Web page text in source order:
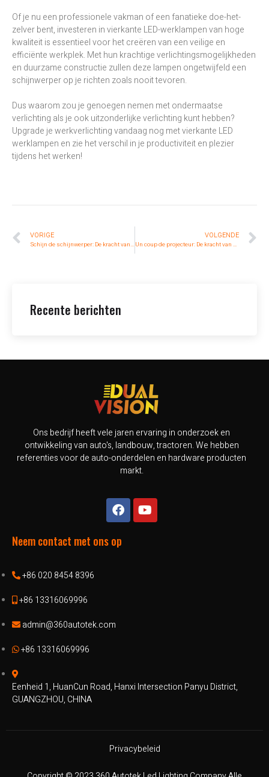
Of je nu een professionele vakman of een fanatieke doe-het-
zelver bent, investeren in vierkante LED-werklampen van hoge
kwaliteit is essentieel voor het creëren van een veilige en
efficiënte werkplek. Met hun krachtige verlichtingsmogelijkheden
en duurzame constructie zullen deze lampen ongetwijfeld een
schijnwerper op je richten zoals nooit tevoren.
Dus waarom zou je genoegen nemen met ondermaatse
verlichting als je ook uitzonderlijke verlichting kunt hebben?
Upgrade je werkverlichting vandaag nog met vierkante LED
werklampen en zie het verschil in je productiviteit en plezier
tijdens het werken!
VORIGE
Schijn de schijnwerper: De kracht van vierkante LED-werklampen in taakverlichting
VOLGENDE
Un coup de projecteur: De kracht van LED-lampen voor verlichting van afspraken
Recente berichten
Ons bedrijf heeft vele jaren ervaring in onderzoek en
ontwikkeling van auto's, landbouw, tractoren. We hebben
referenties voor de auto-onderdelen en hardware producten
markt.
Neem contact met ons op
+86 020 8454 8396
+86 13316069996
admin@360autotek.com
+86 13316069996
Eenheid 1, HuanCun Road, Hanxi Intersection Panyu District,
GUANGZHOU, CHINA
Privacybeleid